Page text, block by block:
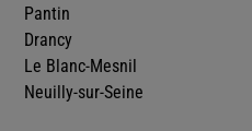
Pantin
Drancy
Le Blanc-Mesnil
Neuilly-sur-Seine